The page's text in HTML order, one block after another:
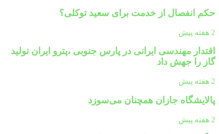
حکم انفصال از خدمت برای سعید توکلی؟
2 هفته پیش
اقتدار مهندسی ایرانی در پارس جنوبی ،پترو ایران تولید
گاز را جهش داد
2 هفته پیش
پالایشگاه جازان همچنان می‌سوزد
2 هفته پیش